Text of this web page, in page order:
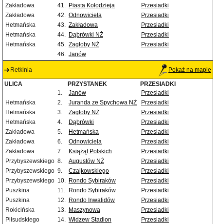
Zakładowa
41. Piasta Kołodzieja
Przesiadki
Zakładowa
42. Odnowiciela
Przesiadki
Hetmańska
43. Zakładowa
Przesiadki
Hetmańska
44. Dąbrówki NŻ
Przesiadki
Hetmańska
45. Zagłoby NŻ
Przesiadki
46. Janów
Retkinia Pokaż na mapie
ULICA PRZYSTANEK
PRZESIADKI
1.
Janów
Przesiadki
Hetmańska
2. Juranda ze Spychowa NŻ
Przesiadki
Hetmańska
3. Zagłoby NŻ
Przesiadki
Hetmańska
4. Dąbrówki
Przesiadki
Zakładowa
5. Hetmańska
Przesiadki
Zakładowa
6. Odnowiciela
Przesiadki
Zakładowa
7. Książąt Polskich
Przesiadki
Przybyszewskiego 8. Augustów NŻ
Przesiadki
Przybyszewskiego 9. Czajkowskiego
Przesiadki
Przybyszewskiego 10. Rondo Sybiraków
Przesiadki
Puszkina
11. Rondo Sybiraków
Przesiadki
Puszkina
12. Rondo Inwalidów
Przesiadki
Rokicińska
13. Maszynowa
Przesiadki
Piłsudskiego
14. Widzew Stadion
Przesiadki